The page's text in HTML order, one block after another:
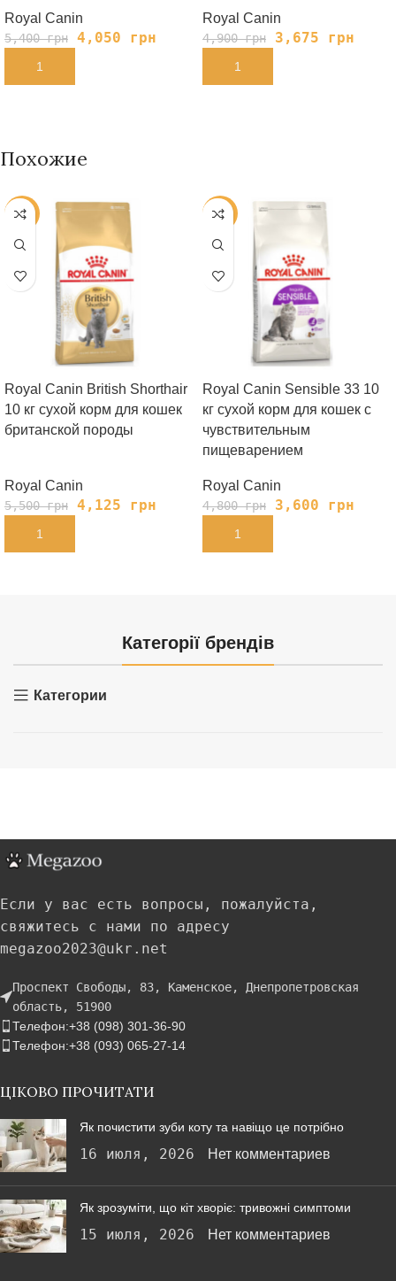
Royal Canin
5,400грн 4,050 грн
В КОРЗИНУ
Royal Canin
4,900грн 3,675 грн
В КОРЗИНУ
Похожие
-25%
Royal Canin British Shorthair
10 кг сухой корм для кошек
британской породы
Royal Canin
5,500грн 4,125 грн
В КОРЗИНУ
-25%
Royal Сanin Sensible 33 10
кг сухой корм для кошек с
чувствительным
пищеварением
Royal Canin
4,800грн 3,600 грн
В КОРЗИНУ
Категорії брендів
Категории
Если у вас есть вопросы, пожалуйста,
свяжитесь с нами по адресу
megazoo2023@ukr.net
Проспект Свободы, 83, Каменское, Днепропетровская
область, 51900
Телефон:+38 (098) 301-36-90
Телефон:+38 (093) 065-27-14
ЦІКОВО ПРОЧИТАТИ
Як почистити зуби коту та навіщо це потрібно
16 июля, 2026 Нет комментариев
Як зрозуміти, що кіт хворіє: тривожні симптоми
15 июля, 2026 Нет комментариев